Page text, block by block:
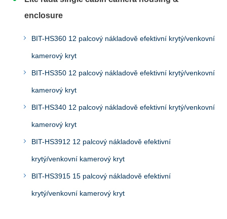
enclosure
BIT-HS360 12 palcový nákladově efektivní krytý/venkovní
kamerový kryt
BIT-HS350 12 palcový nákladově efektivní krytý/venkovní
kamerový kryt
BIT-HS340 12 palcový nákladově efektivní krytý/venkovní
kamerový kryt
BIT-HS3912 12 palcový nákladově efektivní
krytý/venkovní kamerový kryt
BIT-HS3915 15 palcový nákladově efektivní
krytý/venkovní kamerový kryt